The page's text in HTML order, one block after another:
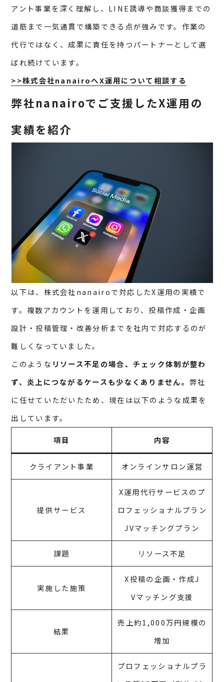
アント事業を深く理解し、LINE誘導や商談獲得までの
道筋まで一気通貫で構築できる点が強みです。作業の
代行ではなく、成果に責任を持つパートナーとして選
ばれ続けています。
>>株式会社nanairoへX運用について相談する
弊社nanairoでご支援したX運用の
実績を紹介
以下は、株式会社nanairoで対応したX運用の実績で
す。複数アカウントを運用しており、投稿作成・企画
設計・投稿管理・改善分析までを社内で対応するのが
難しくなっていました。
このような リソース不足の場合、チェック体制が整わ
ず、炎上につながるケースも少なくありません。 弊社
に任せていただいたため、現在は以下のような成果を
出しています。
項目 内容
クライアント事業 オンラインサロン運営
提供サービス
X運用代行サービスのプ
ロフェッショナルプラン
JVマッチングプラン
課題 リソース不足
実施した施策
X投稿の企画・作成J
Vマッチング支援
結果
売上約1,000万円規模の
増加
プロフェッショナルプラ